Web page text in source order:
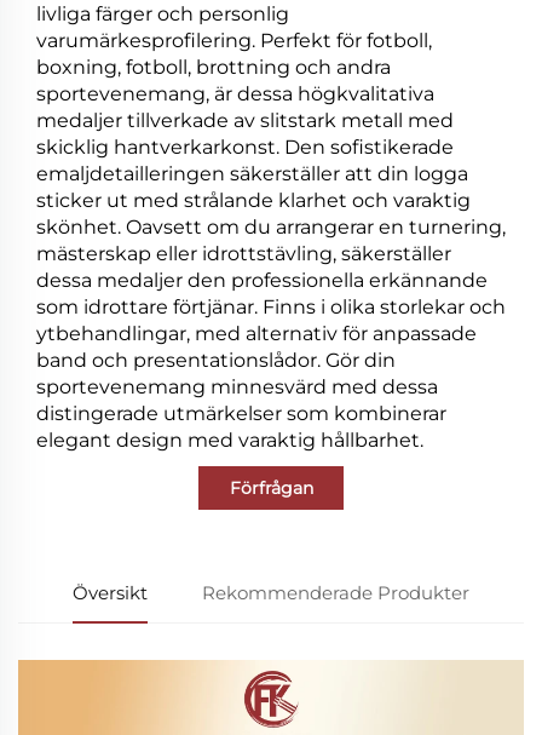
livliga färger och personlig
varumärkesprofilering. Perfekt för fotboll,
boxning, fotboll, brottning och andra
sportevenemang, är dessa högkvalitativa
medaljer tillverkade av slitstark metall med
skicklig hantverkarkonst. Den sofistikerade
emaljdetailleringen säkerställer att din logga
sticker ut med strålande klarhet och varaktig
skönhet. Oavsett om du arrangerar en turnering,
mästerskap eller idrottstävling, säkerställer
dessa medaljer den professionella erkännande
som idrottare förtjänar. Finns i olika storlekar och
ytbehandlingar, med alternativ för anpassade
band och presentationslådor. Gör din
sportevenemang minnesvärd med dessa
distingerade utmärkelser som kombinerar
elegant design med varaktig hållbarhet.
Förfrågan
Översikt Rekommenderade Produkter